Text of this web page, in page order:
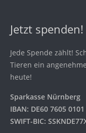
Jetzt spenden!
Jede Spende zählt!
Tieren ein
heute!
Sparkasse Nürnberg
IBAN: DE60 7605
SWIFT-BIC: